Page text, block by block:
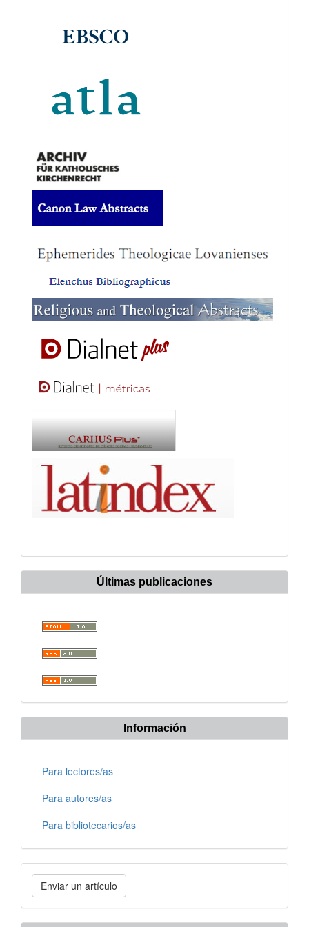
Últimas publicaciones
Información
Para lectores/as
Para autores/as
Para bibliotecarios/as
Enviar
un
artículo
Enviar un artículo